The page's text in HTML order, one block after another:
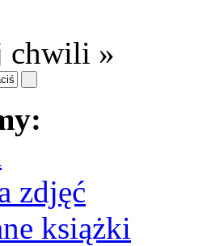
chwili »
zdjęć
książki